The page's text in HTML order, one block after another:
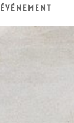
ÉVÉNEMENT